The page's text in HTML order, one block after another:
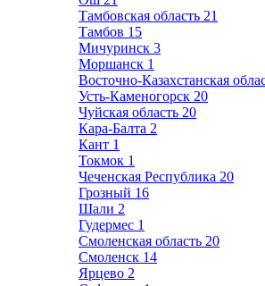
Тамбовская область 21
Тамбов 15
Мичуринск 3
Моршанск 1
Восточно-Казахстанская
Усть-Каменогорск 20
Чуйская область 20
Кара-Балта 2
Кант 1
Токмок 1
Чеченская Республика 20
Грозный 16
Шали 2
Гудермес 1
Смоленская область 20
Смоленск 14
Ярцево 2